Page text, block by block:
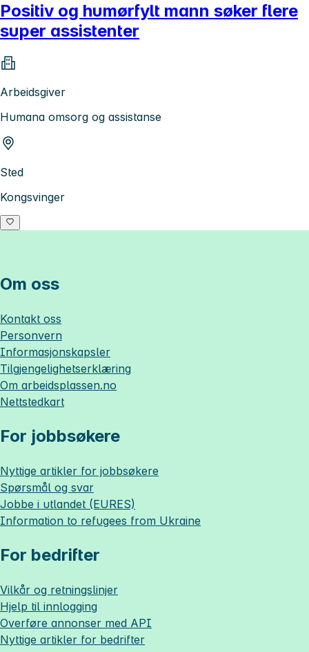
Positiv og humørfylt mann søker flere
super assistenter
Arbeidsgiver
Humana omsorg og assistanse
Sted
Kongsvinger
Om oss
Kontakt oss
Personvern
Informasjonskapsler
Tilgjengelighetserklæring
Om arbeidsplassen.no
Nettstedkart
For jobbsøkere
Nyttige artikler for jobbsøkere
Spørsmål og svar
Jobbe i utlandet (EURES)
Information to refugees from Ukraine
For bedrifter
Vilkår og retningslinjer
Hjelp til innlogging
Overføre annonser med API
Nyttige artikler for bedrifter